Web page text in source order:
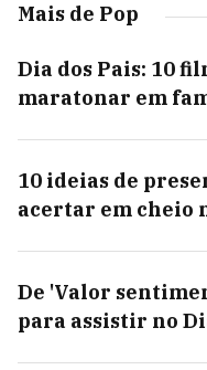
Mais de Pop
Dia dos Pais: 10
maratonar em
10 ideias de
acertar em cheio
De 'Valor
para assistir no